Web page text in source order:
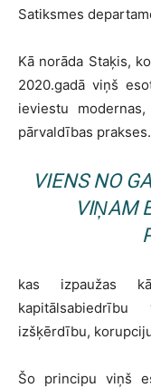
Satiksmes
Kā norāda Staķis,
2020.gadā viņš
ieviestu
pārvaldības prakses.
VIENS NO
VIŅAM
kas izpaužas
izšķērdību,
Šo principu viņš